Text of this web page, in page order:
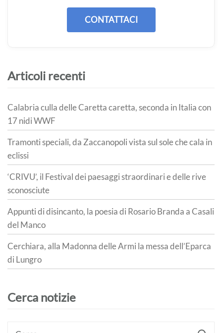
CONTATTACI
Articoli recenti
Calabria culla delle Caretta caretta, seconda in Italia con
17 nidi WWF
Tramonti speciali, da Zaccanopoli vista sul sole che cala in
eclissi
‘CRIVU’, il Festival dei paesaggi straordinari e delle rive
sconosciute
Appunti di disincanto, la poesia di Rosario Branda a Casali
del Manco
Cerchiara, alla Madonna delle Armi la messa dell’Eparca
di Lungro
Cerca notizie